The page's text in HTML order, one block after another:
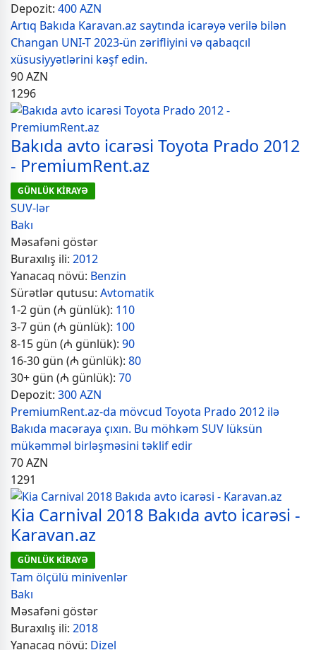
Depozit: 400 AZN
Artıq Bakıda Karavan.az saytında icarəyə verilə bilən
Changan UNI-T 2023-ün zərifliyini və qabaqcıl
xüsusiyyətlərini kəşf edin.
90AZN
1296
Bakıda avto icarəsi Toyota Prado 2012
- PremiumRent.az
GÜNLÜK KİRAYƏ
SUV-lər
Bakı
Məsafəni göstər
Buraxılış ili: 2012
Yanacaq növü: Benzin
Sürətlər qutusu: Avtomatik
1-2 gün (₼ günlük): 110
3-7 gün (₼ günlük): 100
8-15 gün (₼ günlük): 90
16-30 gün (₼ günlük): 80
30+ gün (₼ günlük): 70
Depozit: 300 AZN
PremiumRent.az-da mövcud Toyota Prado 2012 ilə
Bakıda macəraya çıxın. Bu möhkəm SUV lüksün
mükəmməl birləşməsini təklif edir
70AZN
1291
Kia Carnival 2018 Bakıda avto icarəsi -
Karavan.az
GÜNLÜK KİRAYƏ
Tam ölçülü minivenlər
Bakı
Məsafəni göstər
Buraxılış ili: 2018
Yanacaq növü: Dizel